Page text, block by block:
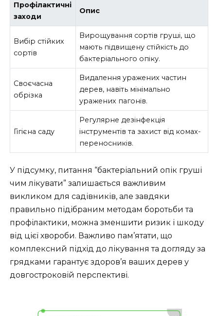
Профілактичні
заходи
Опис
Вибір стійких
сортів
Вирощування сортів груші, що
мають підвищену стійкість до
бактеріального опіку.
Своєчасна
обрізка
Видалення уражених частин
дерев, навіть мінімально
уражених пагонів.
Гігієна саду
Регулярне дезінфекція
інструментів та захист від комах-
переносників.
У підсумку, питання “бактеріальний опік груші
чим лікувати” залишається важливим
викликом для садівників, але завдяки
правильно підібраним методам боротьби та
профілактики, можна зменшити ризик і шкоду
від цієї хвороби. Важливо пам’ятати, що
комплексний підхід до лікування та догляду за
грядками гарантує здоров’я ваших дерев у
довгостроковій перспективі.